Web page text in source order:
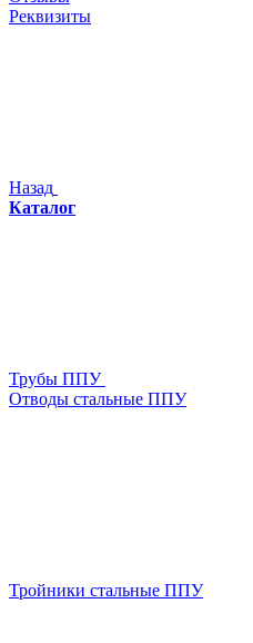
Реквизиты
Назад
Каталог
Трубы ППУ
Отводы стальные ППУ
Тройники стальные ППУ